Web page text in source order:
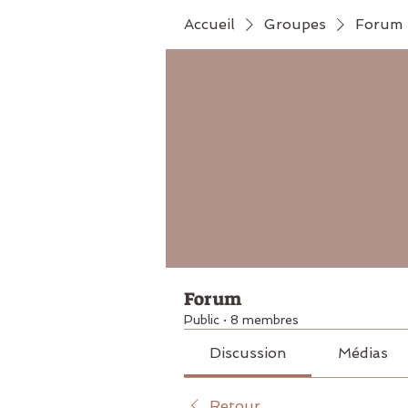
Accueil Groupes Forum
Forum
Public · 8 membres
Discussion Médias